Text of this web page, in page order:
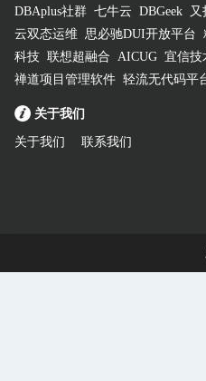
DBAplus社群 七牛云 DBGeek 又
云双态运维 思必驰DUI开放平台
科技 联想超融合 AICUG 宜信技
禅道项目管理软件 轻流无代码平
关于我们
关于我们 联系我们